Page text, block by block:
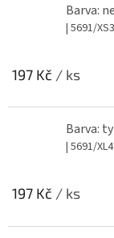
Barva:
| 5691/XS3
197 Kč / ks
Barva:
| 5691/XL4
197 Kč / ks